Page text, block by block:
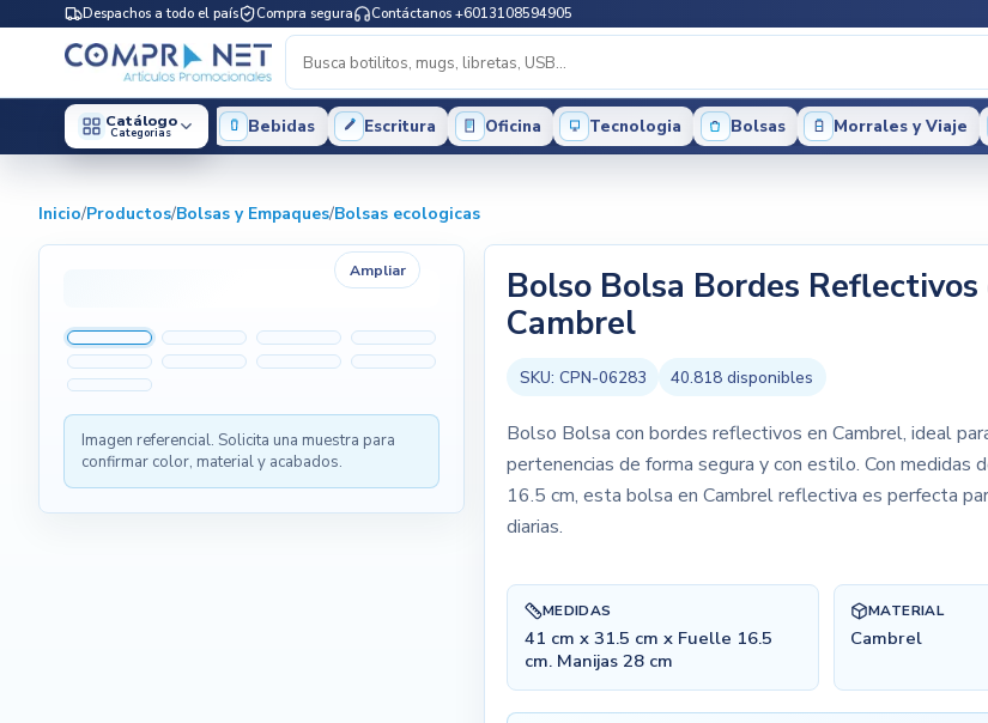
Despachos a todo el país Compra segura Contáctanos +6013108594905
Catálogo
Categorias Bebidas Escritura Oficina Tecnologia Bolsas Morrales y Viaje
Inicio/Productos/Bolsas y Empaques/Bolsas ecologicas
Ampliar
Imagen referencial. Solicita una muestra para
confirmar color, material y acabados.
Bolso Bolsa Bordes Reflectivos
Cambrel
SKU: CPN-06283 40.818 disponibles
Bolso Bolsa con bordes reflectivos en Cambrel, ideal
pertenencias de forma segura y con estilo. Con medidas
16.5 cm, esta bolsa en Cambrel reflectiva es perfecta
diarias.
MEDIDAS
41 cm x 31.5 cm x Fuelle 16.5
cm. Manijas 28 cm
MATERIAL
Cambrel